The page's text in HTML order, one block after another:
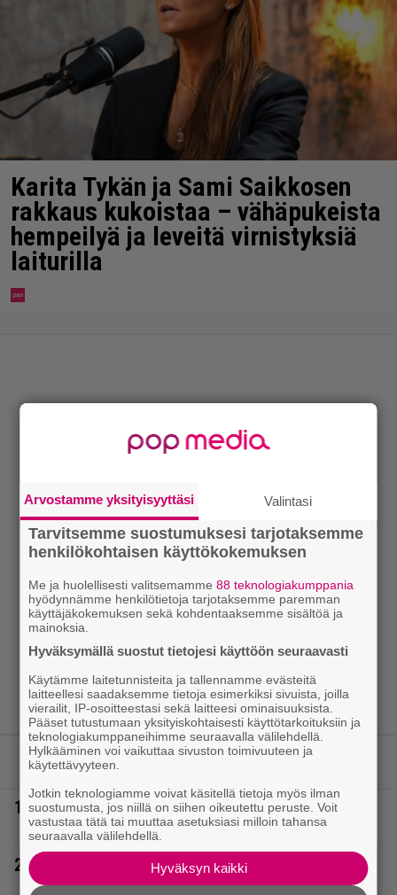
Karita Tykän ja Sami Saikkosen
rakkaus kukoistaa – vähäpukeista
hempeilyä ja leveitä virnistyksiä
laiturilla
1.
Täällä pelattiin lauantain Loton ja Jokerin isot rahat
– Tokmannilla, ABC:lla, netissä…
2.
IS: Hjalliksen ja Jasminen häissä suomalainen
supertähti
Arvostamme yksityisyyttäsi Valintasi
Tarvitsemme suostumuksesi tarjotaksemme
henkilökohtaisen käyttökokemuksen
Me ja huolellisesti valitsemamme88 teknologiakumppania
hyödynnämme henkilötietoja tarjotaksemme paremman
käyttäjäkokemuksen sekä kohdentaaksemme sisältöä ja
mainoksia.
Hyväksymällä suostut tietojesi käyttöön seuraavasti
Käytämme laitetunnisteita ja tallennamme evästeitä
laitteellesi saadaksemme tietoja esimerkiksi sivuista, joilla
vierailit, IP-osoitteestasi sekä laitteesi ominaisuuksista.
Pääset tutustumaan yksityiskohtaisesti käyttötarkoituksiin ja
teknologiakumppaneihimme seuraavalla välilehdellä.
Hylkääminen voi vaikuttaa sivuston toimivuuteen ja
käytettävyyteen.
Jotkin teknologiamme voivat käsitellä tietoja myös ilman
suostumusta, jos niillä on siihen oikeutettu peruste. Voit
vastustaa tätä tai muuttaa asetuksiasi milloin tahansa
seuraavalla välilehdellä.
Hyväksyn kaikki